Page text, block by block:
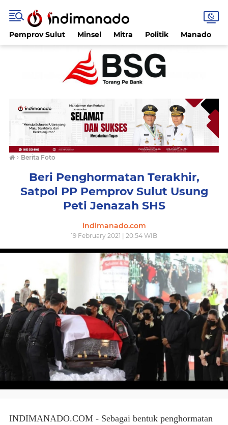
Pemprov Sulut Minsel Mitra Politik Manado
› Berita Foto
Beri Penghormatan Terakhir,
Satpol PP Pemprov Sulut Usung
Peti Jenazah SHS
indimanado.com
19 February 2021 | 20:54 WIB
INDIMANADO.COM - Sebagai bentuk penghormatan